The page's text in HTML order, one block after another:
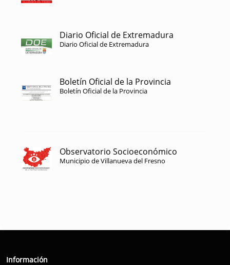
Diario Oficial de Extremadura
Diario Oficial de Extremadura
Boletín Oficial de la Provincia
Boletín Oficial de la Provincia
Observatorio Socioeconómico
Municipio de Villanueva del Fresno
Información